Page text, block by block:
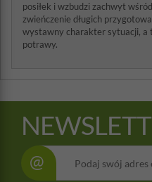
posiłek i wzbudzi zachwyt
zwieńczenie długich
wystawny charakter sytuacji, a
potrawy.
@